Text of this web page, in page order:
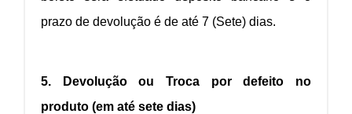
prazo de devolução é de até 7 (Sete) dias.
5. Devolução ou Troca por defeito no
produto (em até sete dias)